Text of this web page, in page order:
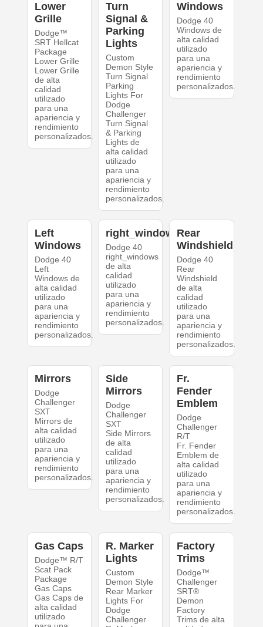
Lower
Grille
Dodge™
SRT Hellcat
Package
Lower Grille
Lower Grille
de alta
calidad
utilizado
para una
apariencia y
rendimiento
personalizados.
Turn
Signal &
Parking
Lights
Custom
Demon Style
Turn Signal
Parking
Lights For
Dodge
Challenger
Turn Signal
& Parking
Lights de
alta calidad
utilizado
para una
apariencia y
rendimiento
personalizados.
Windows
Dodge 40
Windows de
alta calidad
utilizado
para una
apariencia y
rendimiento
personalizados.
Left
Windows
Dodge 40
Left
Windows de
alta calidad
utilizado
para una
apariencia y
rendimiento
personalizados.
right_windows
Dodge 40
right_windows
de alta
calidad
utilizado
para una
apariencia y
rendimiento
personalizados.
Rear
Windshield
Dodge 40
Rear
Windshield
de alta
calidad
utilizado
para una
apariencia y
rendimiento
personalizados.
Mirrors
Dodge
Challenger
SXT
Mirrors de
alta calidad
utilizado
para una
apariencia y
rendimiento
personalizados.
Side
Mirrors
Dodge
Challenger
SXT
Side Mirrors
de alta
calidad
utilizado
para una
apariencia y
rendimiento
personalizados.
Fr.
Fender
Emblem
Dodge
Challenger
R/T
Fr. Fender
Emblem de
alta calidad
utilizado
para una
apariencia y
rendimiento
personalizados.
Gas Caps
Dodge™ R/T
Scat Pack
Package
Gas Caps
Gas Caps de
alta calidad
utilizado
R. Marker
Lights
Custom
Demon Style
Rear Marker
Lights For
Dodge
Challenger
Factory
Trims
Dodge™
Challenger
SRT®
Demon
Factory
Trims de alta